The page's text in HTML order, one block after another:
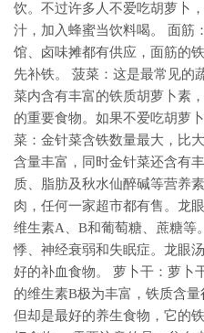
饮。不过许多人不爱吃胡萝卜
汁，加入蜂蜜当饮料喝。 面筋
馆、卤味摊都有供应，面筋的
先补铁。 菠菜：这是最常见的
菜内含有丰富的铁质胡萝卜素
的重要食物。如果不爱吃胡萝
菜：金针菜含铁数量最大，比
含量丰富，同时金针菜还含有
质、脂肪及秋水仙醉碱等营养
肉，任何一家超市都有售。龙
维生素A、B和葡萄糖、蔗糖等
悸、神经衰弱和失眠症。龙眼
好的补血食物。 萝卜干：萝卜
的维生素B极为丰富，铁质含
但却是最好的养生食物，它的